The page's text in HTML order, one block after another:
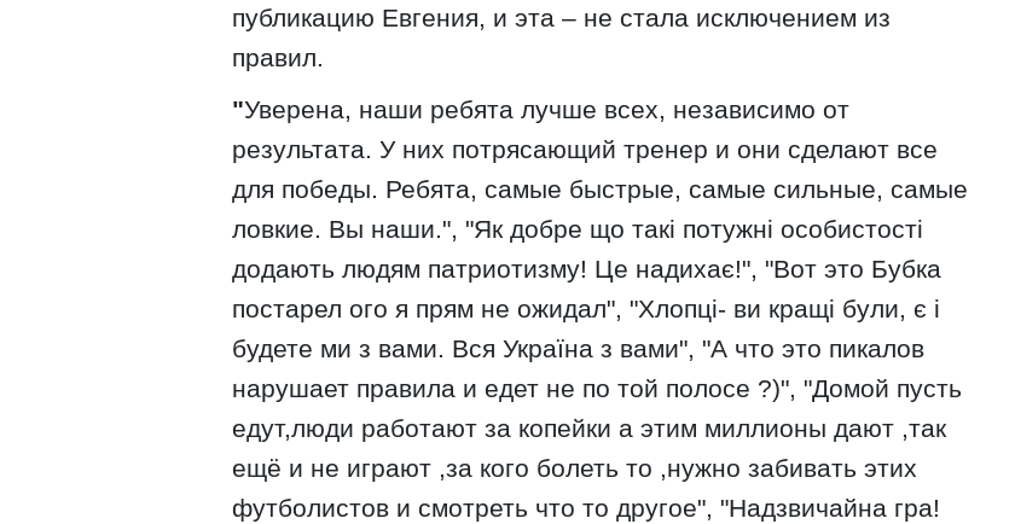
публикацию Евгения, и эта – не стала исключением из
правил.
"Уверена, наши ребята лучше всех, независимо от
результата. У них потрясающий тренер и они сделают все
для победы. Ребята, самые быстрые, самые сильные, самые
ловкие. Вы наши.", "Як добре що такі потужні особистості
додають людям патриотизму! Це надихає!", "Вот это Бубка
постарел ого я прям не ожидал", "Хлопці- ви кращі були, є і
будете ми з вами. Вся Україна з вами", "А что это пикалов
нарушает правила и едет не по той полосе ?)", "Домой пусть
едут,люди работают за копейки а этим миллионы дают ,так
ещё и не играют ,за кого болеть то ,нужно забивать этих
футболистов и смотреть что то другое", "Надзвичайна гра!